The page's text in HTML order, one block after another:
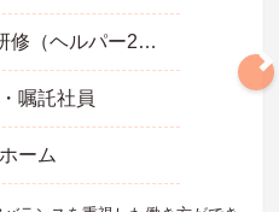
■初任者研修（ヘルパー2級）、実務者研修（ヘルパー1級）、介護福祉士免許 ■介護経験半年以上
嘱託社員
ーム